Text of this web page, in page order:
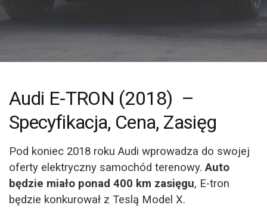
Audi E-TRON (2018) –
Specyfikacja, Cena, Zasięg
Pod koniec 2018 roku Audi wprowadza do swojej
oferty elektryczny samochód terenowy.Auto
będzie miało ponad 400 km zasięgu, E-tron
będzie konkurował z Teslą Model X.